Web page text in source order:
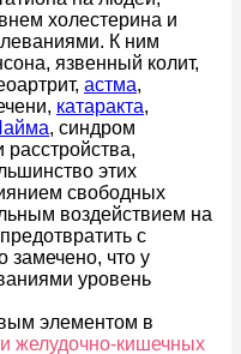
холестерина и
К ним
язвенный колит,
астма,
катаракта,
, синдром
расстройства,
этих
свободных
воздействием на
с
замечено, что у
уровень
элементом в
желудочно-кишечных